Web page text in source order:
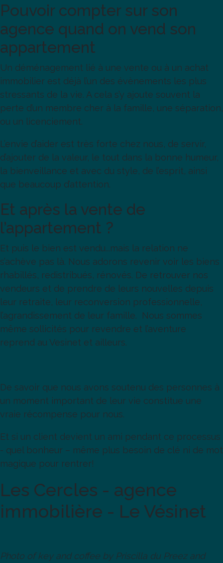
Pouvoir compter sur son
agence quand on vend son
appartement
Un déménagement lié à une vente ou à un achat
immobilier est déjà l’un des évènements les plus
stressants de la vie. A cela s’y ajoute souvent la
perte d’un membre cher à la famille, une séparation,
ou un licenciement.
L’envie d’aider est très forte chez nous, de servir,
d’ajouter de la valeur, le tout dans la bonne humeur,
la bienveillance et avec du style, de l’esprit, ainsi
que beaucoup d’attention.
Et après la vente de
l’appartement ?
Et puis le bien est vendu...mais la relation ne
s’achève pas là. Nous adorons revenir voir les biens
rhabillés, redistribués, rénovés. De retrouver nos
vendeurs et de prendre de leurs nouvelles depuis
leur retraite, leur reconversion professionnelle,
l’agrandissement de leur famille. Nous sommes
même sollicités pour revendre et l’aventure
reprend au Vesinet et ailleurs.
De savoir que nous avons soutenu des personnes à
un moment important de leur vie constitue une
vraie récompense pour nous.
Et si un client devient un ami pendant ce processus
- quel bonheur – même plus besoin de clé ni de mot
magique pour rentrer!
Les Cercles - agence
immobilière - Le Vésinet
Photo of key and coffee by Priscilla du Preez and